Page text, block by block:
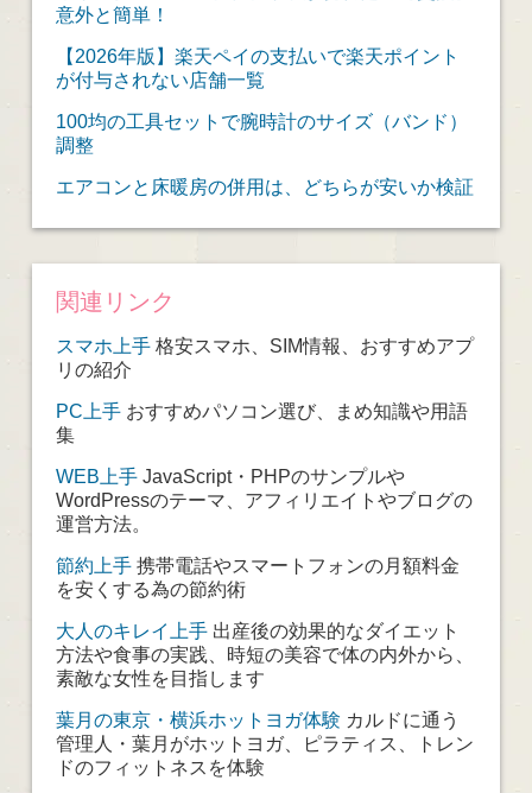
意外と簡単！
【2026年版】楽天ペイの支払いで楽天ポイント
が付与されない店舗一覧
100均の工具セットで腕時計のサイズ（バンド）
調整
エアコンと床暖房の併用は、どちらが安いか検証
関連リンク
スマホ上手格安スマホ、SIM情報、おすすめアプ
リの紹介
PC上手おすすめパソコン選び、まめ知識や用語
集
WEB上手JavaScript・PHPのサンプルや
WordPressのテーマ、アフィリエイトやブログの
運営方法。
節約上手携帯電話やスマートフォンの月額料金
を安くする為の節約術
大人のキレイ上手出産後の効果的なダイエット
方法や食事の実践、時短の美容で体の内外から、
素敵な女性を目指します
葉月の東京・横浜ホットヨガ体験 カルドに通う
管理人・葉月がホットヨガ、ピラティス、トレン
ドのフィットネスを体験